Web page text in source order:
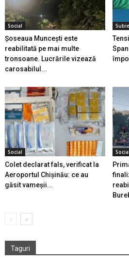
Social
Șoseaua Muncești este
reabilitată pe mai multe
tronsoane. Lucrările vizează
carosabilul...
Social
Colet declarat fals, verificat la
Aeroportul Chișinău: ce au
găsit vameșii...
Social
Taguri